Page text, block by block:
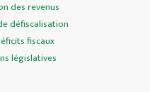
des revenus
défiscalisation
fiscaux
législatives